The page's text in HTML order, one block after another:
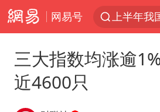
网易号
上海有出
三大指数均涨逾
近4600只